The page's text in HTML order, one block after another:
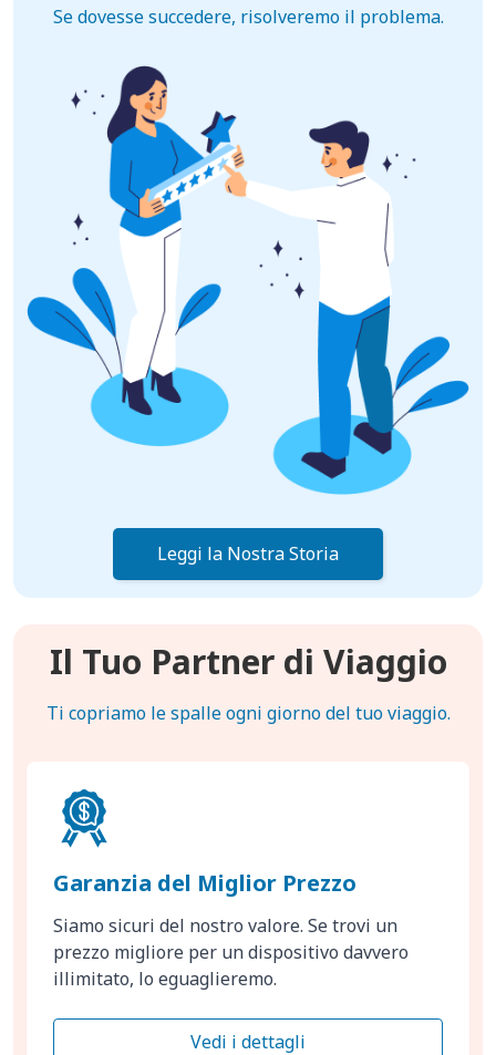
Se dovesse succedere, risolveremo il problema.
Leggi la Nostra Storia
Il Tuo Partner di Viaggio
Ti copriamo le spalle ogni giorno del tuo viaggio.
Garanzia del Miglior Prezzo
Siamo sicuri del nostro valore. Se trovi un
prezzo migliore per un dispositivo davvero
illimitato, lo eguaglieremo.
Vedi i dettagli